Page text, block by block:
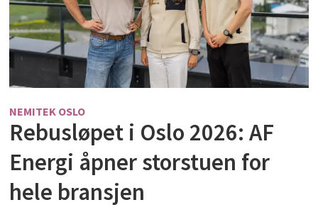
NEMITEK OSLO
Rebusløpet i Oslo 2026: AF
Energi åpner storstuen for
hele bransjen